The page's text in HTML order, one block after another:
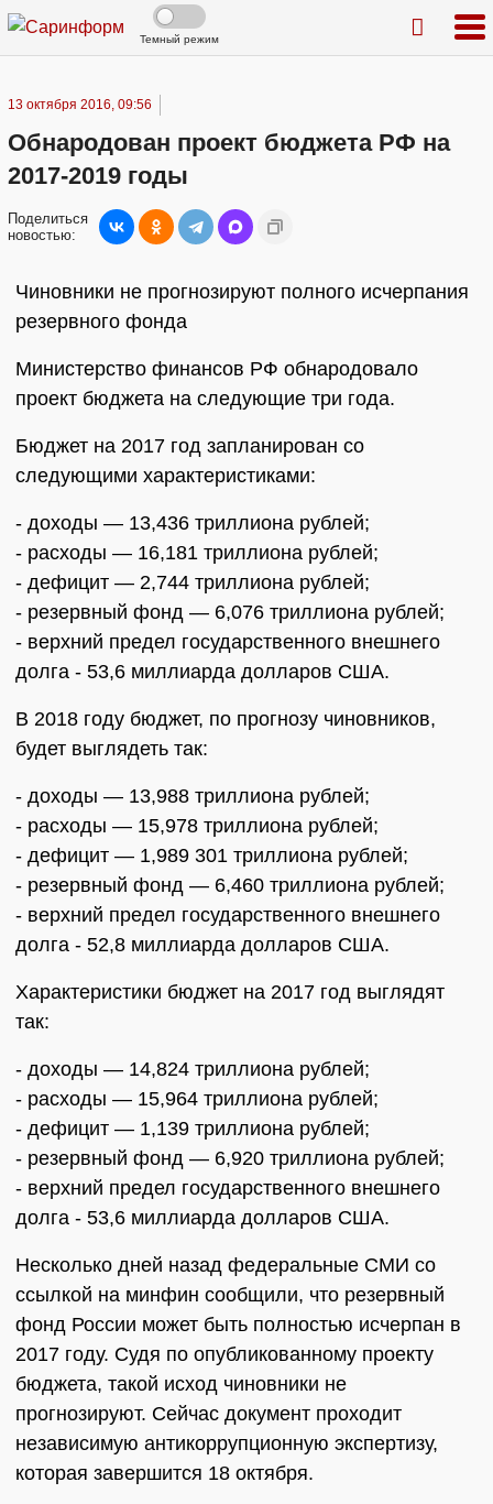
Темный режим
13 октября 2016, 09:56
Обнародован проект бюджета РФ на
2017-2019 годы
Поделиться
новостью:
Чиновники не прогнозируют полного исчерпания
резервного фонда
Министерство финансов РФ обнародовало
проект бюджета на следующие три года.
Бюджет на 2017 год запланирован со
следующими характеристиками:
- доходы — 13,436 триллиона рублей;
- расходы — 16,181 триллиона рублей;
- дефицит — 2,744 триллиона рублей;
- резервный фонд — 6,076 триллиона рублей;
- верхний предел государственного внешнего
долга - 53,6 миллиарда долларов США.
В 2018 году бюджет, по прогнозу чиновников,
будет выглядеть так:
- доходы — 13,988 триллиона рублей;
- расходы — 15,978 триллиона рублей;
- дефицит — 1,989 301 триллиона рублей;
- резервный фонд — 6,460 триллиона рублей;
- верхний предел государственного внешнего
долга - 52,8 миллиарда долларов США.
Характеристики бюджет на 2017 год выглядят
так:
- доходы — 14,824 триллиона рублей;
- расходы — 15,964 триллиона рублей;
- дефицит — 1,139 триллиона рублей;
- резервный фонд — 6,920 триллиона рублей;
- верхний предел государственного внешнего
долга - 53,6 миллиарда долларов США.
Несколько дней назад федеральные СМИ со
ссылкой на минфин сообщили, что резервный
фонд России может быть полностью исчерпан в
2017 году. Судя по опубликованному проекту
бюджета, такой исход чиновники не
прогнозируют. Сейчас документ проходит
независимую антикоррупционную экспертизу,
которая завершится 18 октября.